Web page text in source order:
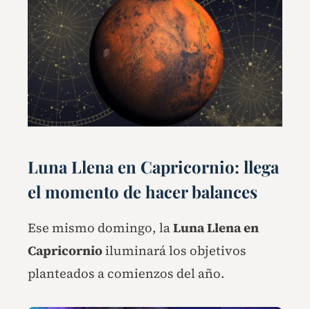
Luna Llena en Capricornio: llega
el momento de hacer balances
Ese mismo domingo, laLuna Llena en
Capricornioiluminará los objetivos
planteados a comienzos del año.